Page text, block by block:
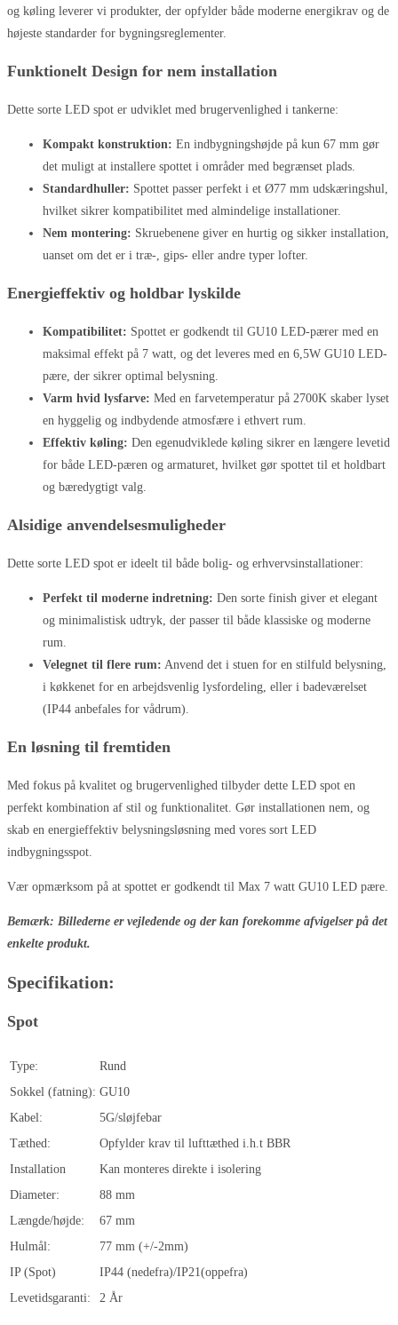
og køling leverer vi produkter, der opfylder både moderne energikrav og de
højeste standarder for bygningsreglementer.
Funktionelt Design for nem installation
Dette sorte LED spot er udviklet med brugervenlighed i tankerne:
Kompakt konstruktion: En indbygningshøjde på kun 67 mm gør
det muligt at installere spottet i områder med begrænset plads.
Standardhuller: Spottet passer perfekt i et Ø77 mm udskæringshul,
hvilket sikrer kompatibilitet med almindelige installationer.
Nem montering: Skruebenene giver en hurtig og sikker installation,
uanset om det er i træ-, gips- eller andre typer lofter.
Energieffektiv og holdbar lyskilde
Kompatibilitet: Spottet er godkendt til GU10 LED-pærer med en
maksimal effekt på 7 watt, og det leveres med en 6,5W GU10 LED-
pære, der sikrer optimal belysning.
Varm hvid lysfarve: Med en farvetemperatur på 2700K skaber lyset
en hyggelig og indbydende atmosfære i ethvert rum.
Effektiv køling: Den egenudviklede køling sikrer en længere levetid
for både LED-pæren og armaturet, hvilket gør spottet til et holdbart
og bæredygtigt valg.
Alsidige anvendelsesmuligheder
Dette sorte LED spot er ideelt til både bolig- og erhvervsinstallationer:
Perfekt til moderne indretning: Den sorte finish giver et elegant
og minimalistisk udtryk, der passer til både klassiske og moderne
rum.
Velegnet til flere rum: Anvend det i stuen for en stilfuld belysning,
i køkkenet for en arbejdsvenlig lysfordeling, eller i badeværelset
(IP44 anbefales for vådrum).
En løsning til fremtiden
Med fokus på kvalitet og brugervenlighed tilbyder dette LED spot en
perfekt kombination af stil og funktionalitet. Gør installationen nem, og
skab en energieffektiv belysningsløsning med vores sort LED
indbygningsspot.
Vær opmærksom på at spottet er godkendt til Max 7 watt GU10 LED pære.
Bemærk: Billederne er vejledende og der kan forekomme afvigelser på det
enkelte produkt.
Specifikation:
Spot
Type:
Rund
Sokkel (fatning): GU10
Kabel:
5G/sløjfebar
Tæthed:
Opfylder krav til lufttæthed i.h.t BBR
Installation
Kan monteres direkte i isolering
Diameter:
88 mm
Længde/højde:
67 mm
Hulmål:
77 mm (+/-2mm)
IP (Spot)
IP44 (nedefra)/IP21(oppefra)
Levetidsgaranti:
2 År